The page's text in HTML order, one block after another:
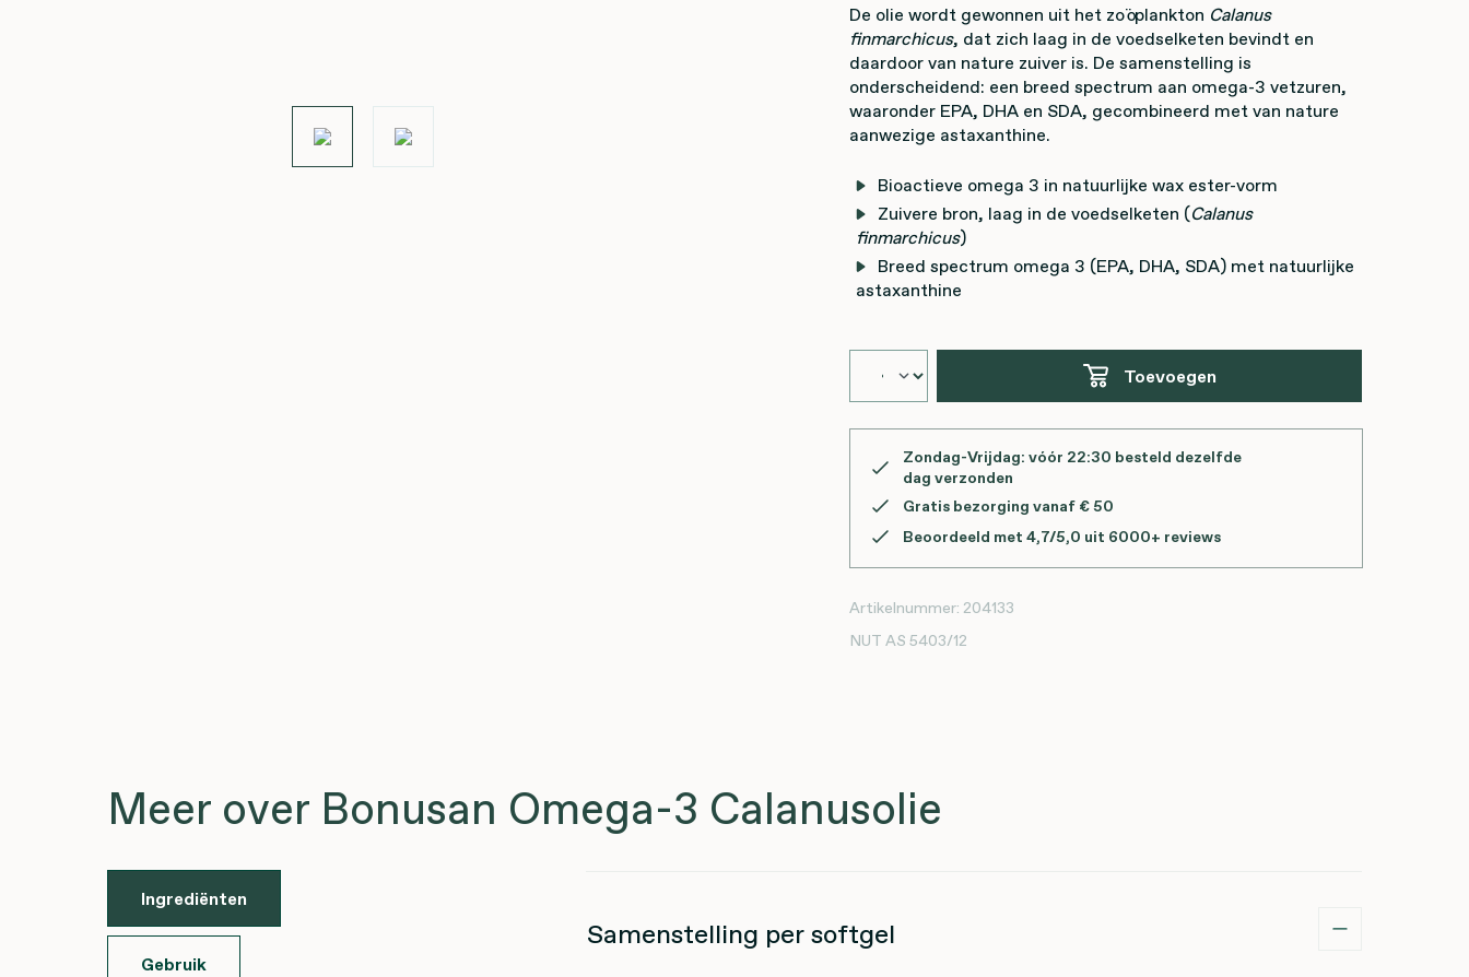
De olie wordt gewonnen uit het zoöplankton Calanus
finmarchicus, dat zich laag in de voedselketen bevindt en
daardoor van nature zuiver is. De samenstelling is
onderscheidend: een breed spectrum aan omega-3 vetzuren,
waaronder EPA, DHA en SDA, gecombineerd met van nature
aanwezige astaxanthine.
Bioactieve omega 3 in natuurlijke wax ester-vorm
Zuivere bron, laag in de voedselketen (Calanus
finmarchicus)
Breed spectrum omega 3 (EPA, DHA, SDA) met natuurlijke
astaxanthine
Toevoegen
Zondag-Vrijdag: vóór 22:30 besteld dezelfde
dag verzonden
Gratis bezorging vanaf € 50
Beoordeeld met 4,7/5,0 uit 6000+ reviews
Artikelnummer: 204133
NUT AS 5403/12
Meer over Bonusan Omega-3 Calanusolie
Ingrediënten
Gebruik
Samenstelling per softgel